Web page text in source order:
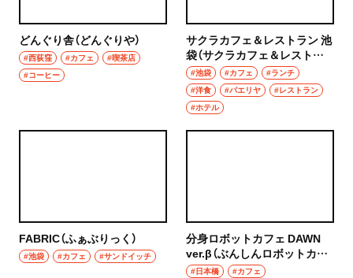
前橋
高崎
草加・越谷・春日部
春日部
食べ歩き
ランチ
海鮮
鍋
どんぐり舎（どんぐりや）
#西荻窪 #カフェ
#喫茶店
#コーヒー
サクラカフェ＆レストラン 池
袋（サクラカフェ＆レストラ
ン いけぶくろ）
#池袋 #カフェ
#ランチ
#洋食
#パエリヤ
#レストラン
#ホテル
FABRIC（ふぁぶりっく）
#池袋 #カフェ #サンドイッチ
分身ロボットカフェ DAWN
ver.β（ぶんしんロボットカフ
ェ ドーン バージョンべータ）
#日本橋 #カフェ